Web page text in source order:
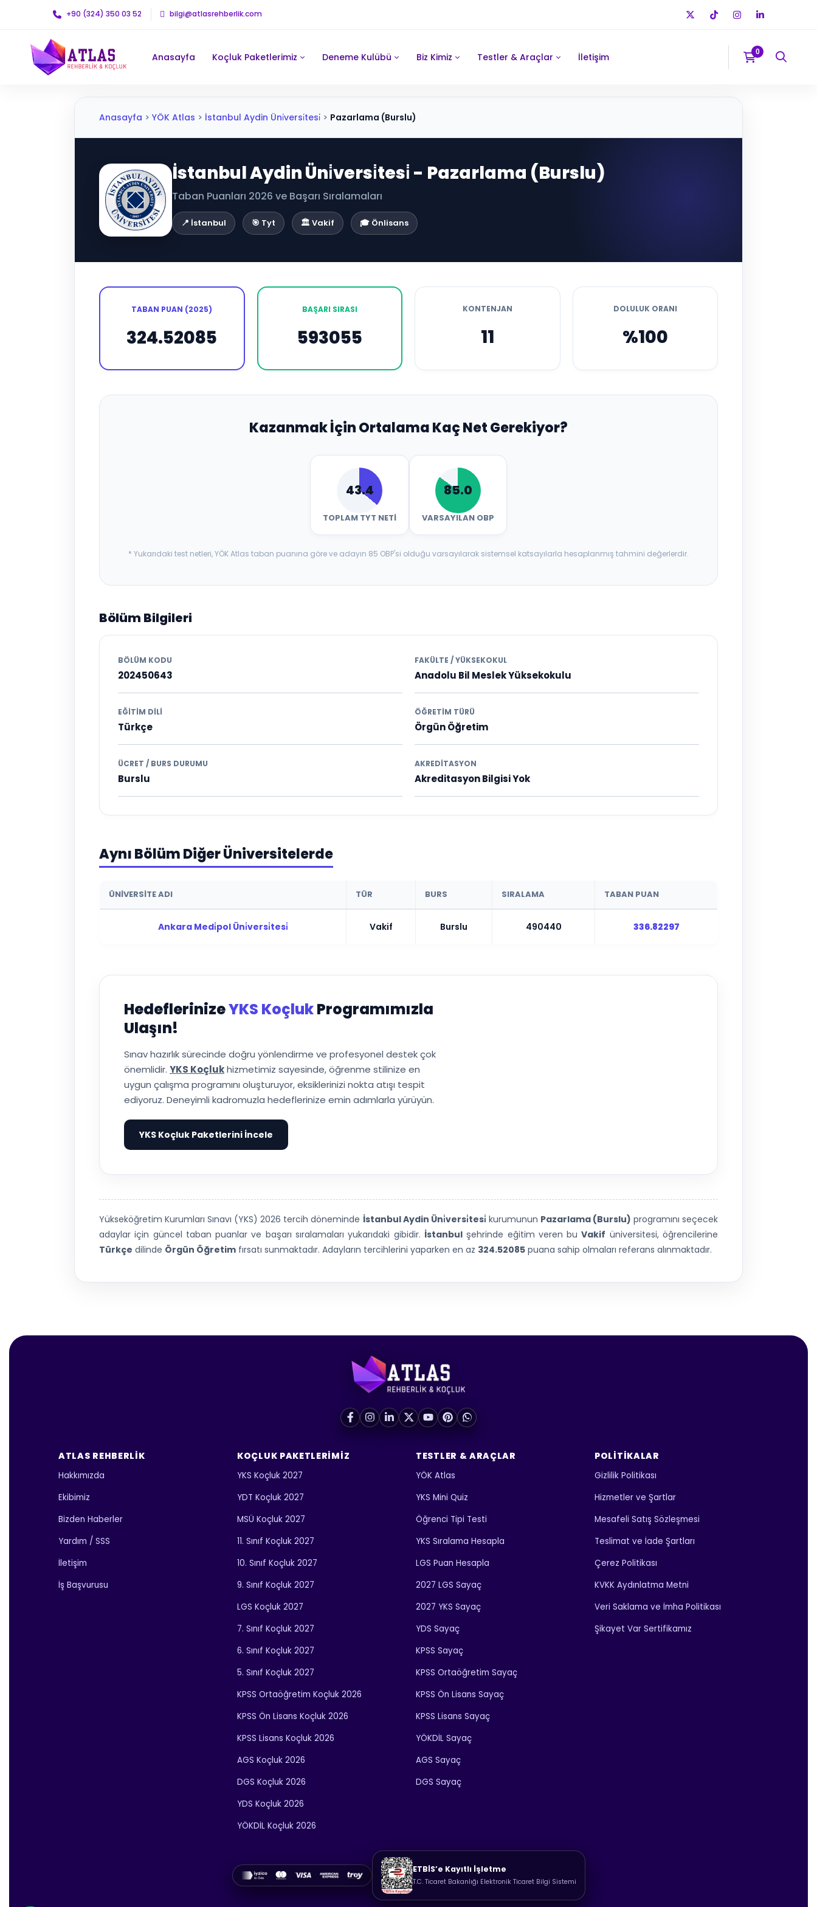
+90 (324) 350 03 52 bilgi@atlasrehberlik.com
Anasayfa Koçluk Paketlerimiz Deneme Kulübü Biz Kimiz Testler & Araçlar İletişim
Anasayfa > YÖK Atlas > İstanbul Aydin Üni̇versi̇tesi̇ > Pazarlama (Burslu)
İstanbul Aydin Üni̇versi̇tesi̇ - Pazarlama (Burslu)
Taban Puanları 2026 ve Başarı Sıralamaları
📍 İstanbul 🎯 Tyt 🏛️ Vakif 🎓 Önlisans
TABAN PUAN (2025)
324.52085
BAŞARI SIRASI
593055
KONTENJAN
11
DOLULUK ORANI
%100
Kazanmak İçin Ortalama Kaç Net Gerekiyor?
43.4
TOPLAM TYT NETI
85.0
VARSAYILAN OBP
* Yukarıdaki test netleri, YÖK Atlas taban puanına göre ve adayın 85 OBP'si olduğu varsayılarak sistemsel katsayılarla hesaplanmış tahmini değerlerdir.
Bölüm Bilgileri
BÖLÜM KODU
202450643
FAKÜLTE / YÜKSEKOKUL
Anadolu Bil Meslek Yüksekokulu
EĞITIM DILI
Türkçe
ÖĞRETIM TÜRÜ
Örgün Öğretim
ÜCRET / BURS DURUMU
Burslu
AKREDITASYON
Akreditasyon Bilgisi Yok
Aynı Bölüm Diğer Üniversitelerde
ÜNIVERSITE ADI TÜR BURS SIRALAMA TABAN PUAN
Ankara Medi̇pol Üni̇versi̇tesi̇ Vakif Burslu 490440 336.82297
HedeflerinizeYKS KoçlukProgramımızla
Ulaşın!
Sınav hazırlık sürecinde doğru yönlendirme ve profesyonel destek çok
önemlidir. YKS Koçlukhizmetimiz sayesinde, öğrenme stilinize en
uygun çalışma programını oluşturuyor, eksiklerinizi nokta atışı tespit
ediyoruz. Deneyimli kadromuzla hedeflerinize emin adımlarla yürüyün.
YKS Koçluk Paketlerini İncele
Yükseköğretim Kurumları Sınavı (YKS) 2026 tercih döneminde İstanbul Aydin Üni̇versi̇tesi̇ kurumunun Pazarlama (Burslu) programını seçecek
adaylar için güncel taban puanlar ve başarı sıralamaları yukarıdaki gibidir. İstanbulşehrinde eğitim veren buVakif üniversitesi, öğrencilerine
Türkçe dilinde Örgün Öğretim fırsatı sunmaktadır. Adayların tercihlerini yaparken en az 324.52085 puana sahip olmaları referans alınmaktadır.
ATLAS REHBERLIK
Hakkımızda
Ekibimiz
Bizden Haberler
Yardım / SSS
İletişim
İş Başvurusu
KOÇLUK PAKETLERIMIZ
YKS Koçluk 2027
YDT Koçluk 2027
MSÜ Koçluk 2027
11. Sınıf Koçluk 2027
10. Sınıf Koçluk 2027
9. Sınıf Koçluk 2027
LGS Koçluk 2027
7. Sınıf Koçluk 2027
6. Sınıf Koçluk 2027
5. Sınıf Koçluk 2027
KPSS Ortaöğretim Koçluk 2026
KPSS Ön Lisans Koçluk 2026
KPSS Lisans Koçluk 2026
AGS Koçluk 2026
DGS Koçluk 2026
YDS Koçluk 2026
YÖKDİL Koçluk 2026
TESTLER & ARAÇLAR
YÖK Atlas
YKS Mini Quiz
Öğrenci Tipi Testi
YKS Sıralama Hesapla
LGS Puan Hesapla
2027 LGS Sayaç
2027 YKS Sayaç
YDS Sayaç
KPSS Sayaç
KPSS Ortaöğretim Sayaç
KPSS Ön Lisans Sayaç
KPSS Lisans Sayaç
YÖKDİL Sayaç
AGS Sayaç
DGS Sayaç
POLITIKALAR
Gizlilik Politikası
Hizmetler ve Şartlar
Mesafeli Satış Sözleşmesi
Teslimat ve İade Şartları
Çerez Politikası
KVKK Aydınlatma Metni
Veri Saklama ve İmha Politikası
Şikayet Var Sertifikamız
ETBİS’e Kayıtlı İşletme
T.C. Ticaret Bakanlığı Elektronik Ticaret Bilgi Sistemi